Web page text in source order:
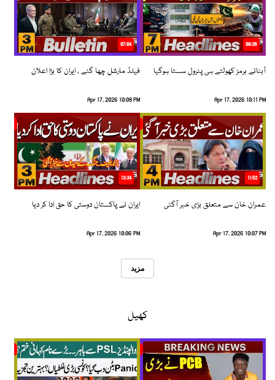
08:36
آبنائے ہرمز کھولتے ہی پٹرول سستا ہوگیا
Apr 17, 2026 10:11 PM
07:04
فیلڈ مارشل چھا گئے ، ایران کا بڑا اعلان
Apr 17, 2026 10:08 PM
11:52
عمران خان سے متعلق بڑی خبر آگئی
Apr 17, 2026 10:07 PM
13:34
ایران نے پاکستان دوستی کا حق ادا کر دیا
Apr 17, 2026 10:06 PM
مزید
کھیل